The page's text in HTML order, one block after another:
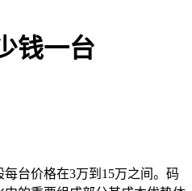
钱一台
每台价格在3万到15万之间。码